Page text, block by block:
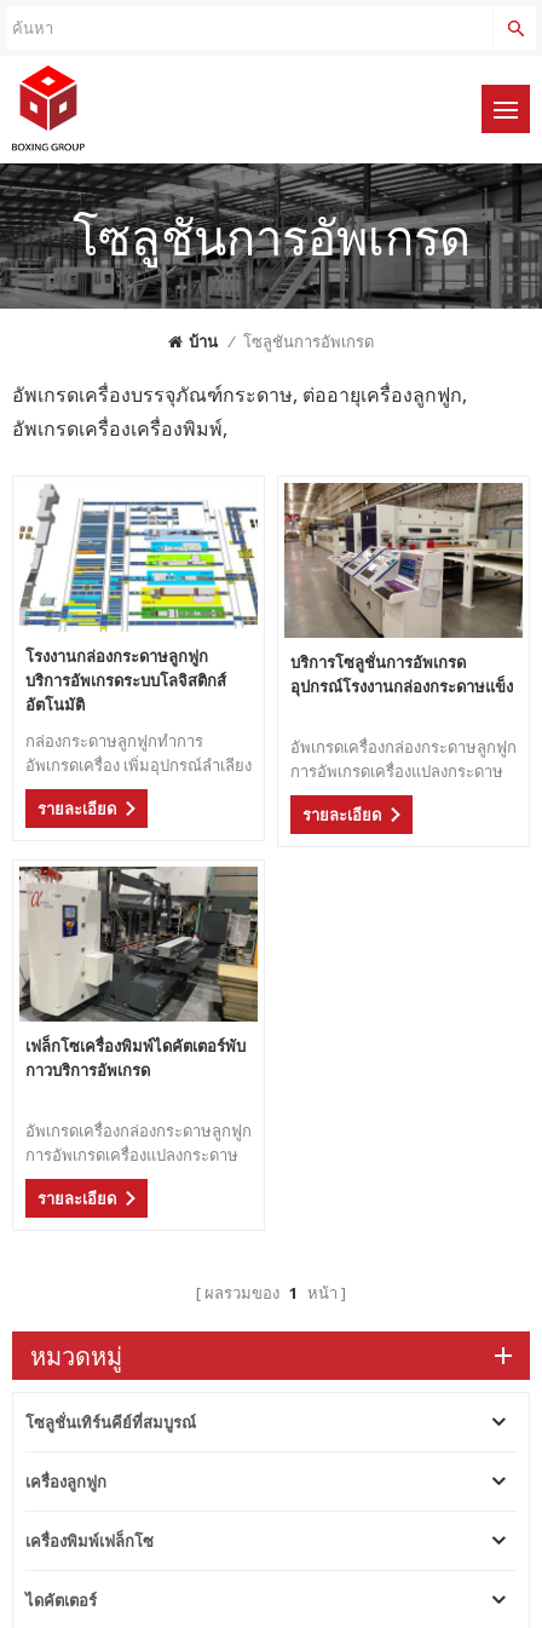
โซลูชันการอัพเกรด
บ้าน / โซลูชันการอัพเกรด
อัพเกรดเครื่องบรรจุภัณฑ์กระดาษ, ต่ออายุเครื่องลูกฟูก,
อัพเกรดเครื่องเครื่องพิมพ์,
โรงงานกล่องกระดาษลูกฟูก
บริการอัพเกรดระบบโลจิสติกส์
อัตโนมัติ
กล่องกระดาษลูกฟูกทำการ
อัพเกรดเครื่อง เพิ่มอุปกรณ์ลำเลียง
กระดาษแข็งสำหรับโรงงานกล่อง
กระดาษ กำลังคนน้อยลงและ
ยกที่มีอยู่ในโรงงานและปลอดภัย
ยิ่งขึ้น
รายละเอียด
บริการโซลูชั่นการอัพเกรด
อุปกรณ์โรงงานกล่องกระดาษแข็ง
อัพเกรดเครื่องกล่องกระดาษลูกฟูก
การอัพเกรดเครื่องแปลงกระดาษ
ต่ออายุสายการผลิตกระดาษลูกฟูก
รายละเอียด
เฟล็กโซเครื่องพิมพ์ไดคัตเตอร์พับ
กาวบริการอัพเกรด
อัพเกรดเครื่องกล่องกระดาษลูกฟูก
การอัพเกรดเครื่องแปลงกระดาษ
ต่ออายุเครื่องพิมพ์ขอบชั้นนำ
เครื่องตัดตาย slotter พับกาว
รายละเอียด
ผลรวมของ 1 หน้า
หมวดหมู่
โซลูชั่นเทิร์นคีย์ที่สมบูรณ์
เครื่องลูกฟูก
เครื่องพิมพ์เฟล็กโซ
ไดคัตเตอร์